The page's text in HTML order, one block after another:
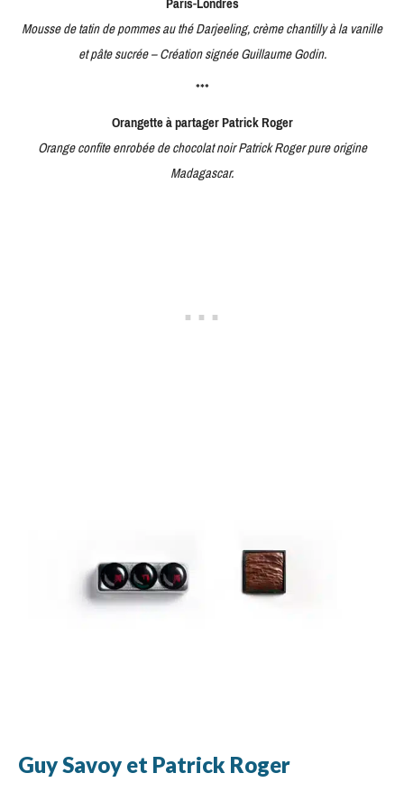
Mousse de tatin de pommes au thé Darjeeling, crème chantilly à la vanille
et pâte sucrée – Création signée Guillaume Godin.
***
Orangette à partager Patrick Roger
Orange confite enrobée de chocolat noir Patrick Roger pure origine
Madagascar.
Guy Savoy et Patrick Roger